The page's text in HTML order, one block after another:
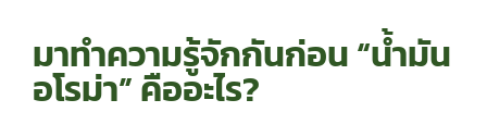
มาทำความรู้จักกันก่อน “น้ำมัน
อโรม่า” คืออะไร?